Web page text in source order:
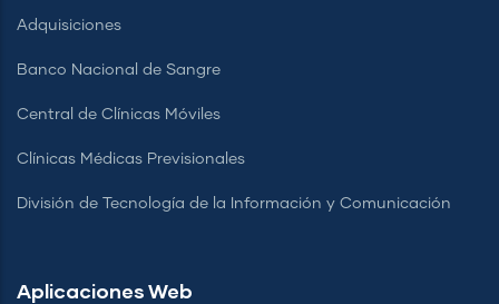
Adquisiciones
Banco Nacional de Sangre
Central de Clínicas Móviles
Clínicas Médicas Previsionales
División de Tecnología de la Información y Comunicación
Aplicaciones Web